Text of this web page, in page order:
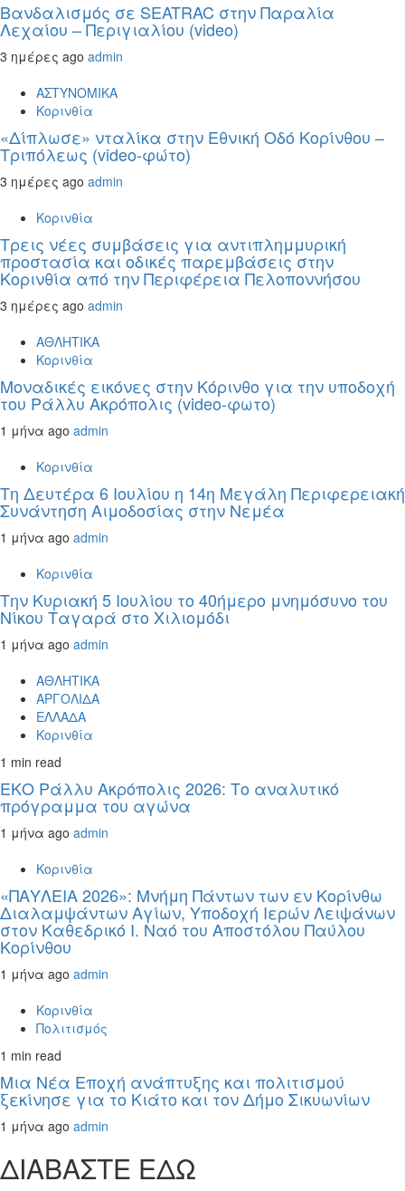
Βανδαλισμός σε SEATRAC στην Παραλία
Λεχαίου – Περιγιαλίου (video)
3 ημέρες ago admin
ΑΣΤΥΝΟΜΙΚΑ
Κορινθία
«Δίπλωσε» νταλίκα στην Εθνική Oδό Κορίνθου –
Τριπόλεως (video-φώτο)
3 ημέρες ago admin
Κορινθία
Τρεις νέες συμβάσεις για αντιπλημμυρική
προστασία και οδικές παρεμβάσεις στην
Κορινθία από την Περιφέρεια Πελοποννήσου
3 ημέρες ago admin
ΑΘΛΗΤΙΚΑ
Κορινθία
Μοναδικές εικόνες στην Κόρινθο για την υποδοχή
του Ράλλυ Ακρόπολις (video-φωτο)
1 μήνα ago admin
Κορινθία
Τη Δευτέρα 6 Ιουλίου η 14η Μεγάλη Περιφερειακή
Συνάντηση Αιμοδοσίας στην Νεμέα
1 μήνα ago admin
Κορινθία
Την Κυριακή 5 Ιουλίου το 40ήμερο μνημόσυνο του
Νίκου Ταγαρά στο Χιλιομόδι
1 μήνα ago admin
ΑΘΛΗΤΙΚΑ
ΑΡΓΟΛΙΔΑ
ΕΛΛΑΔΑ
Κορινθία
1 min read
ΕΚΟ Ράλλυ Ακρόπολις 2026: Το αναλυτικό
πρόγραμμα του αγώνα
1 μήνα ago admin
Κορινθία
«ΠΑΥΛΕΙΑ 2026»: Μνήμη Πάντων των εν Κορίνθω
Διαλαμψάντων Αγίων, Υποδοχή Ιερών Λειψάνων
στον Καθεδρικό Ι. Ναό του Αποστόλου Παύλου
Κορίνθου
1 μήνα ago admin
Κορινθία
Πολιτισμός
1 min read
Μια Νέα Εποχή ανάπτυξης και πολιτισμού
ξεκίνησε για το Κιάτο και τον Δήμο Σικυωνίων
1 μήνα ago admin
ΔΙΑΒΑΣΤΕ ΕΔΩ